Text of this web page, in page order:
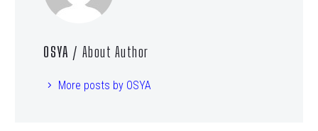
OSYA / About Author
More posts by OSYA